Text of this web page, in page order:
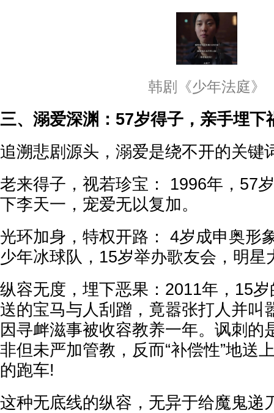
韩剧《少年法庭》
三、溺爱深渊：57岁得子，亲手埋下
追溯悲剧源头，溺爱是绕不开的关键
老来得子，视若珍宝： 1996年，57
下李天一，宠爱无以复加。
光环加身，特权开路： 4岁成申奥形
少年冰球队，15岁举办歌友会，明星
纵容无度，埋下恶果：2011年，15
送的宝马与人刮蹭，竟嚣张打人并叫
因寻衅滋事被收容教养一年。讽刺的
非但未严加管教，反而“补偿性”地送
的跑车!
这种无底线的纵容，无异于给魔鬼递